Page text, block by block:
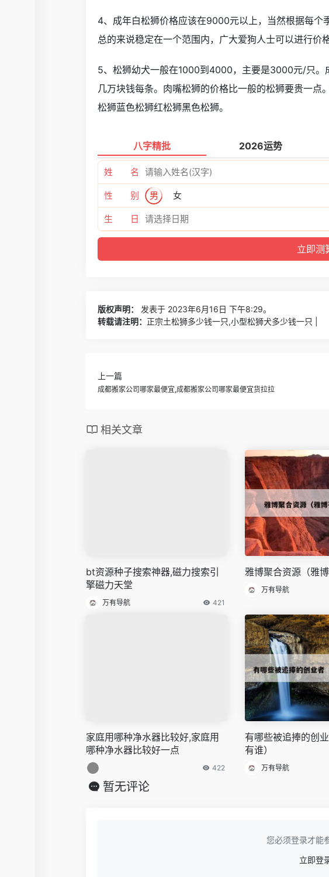
4、成年白松狮价格应该在9000元以上，当然根据每个
总的来说稳定在一个范围内，广大爱狗人士可以进行价
5、松狮幼犬一般在1000到4000，主要是3000元/只
几万块钱每条。肉嘴松狮的价格比一般的松狮要贵一点
松狮蓝色松狮红松狮黑色松狮。
八字精批 2026运势
姓 名
性 别 男 女
生 日
版权声明：
发表于 2023年6月16日 下午8:29。
转载请注明： 正宗土松狮多少钱一只,小型松狮犬多少钱一只 |
上一篇
成都搬家公司哪家最便宜,成都搬家公司哪家最便宜货拉拉
相关文章
bt资源种子搜索神器,磁力搜索引
擎磁力天堂
万有导航 421
雅博聚合资源（雅博
万有导航
家庭用哪种净水器比较好,家庭用
哪种净水器比较好一点
422
有哪些被追捧的创
有谁）
万有导航
暂无评论
您必须登录才能
立即登